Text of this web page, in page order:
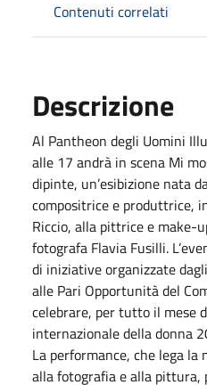
Contenuti correlati
Descrizione
Al Pantheon degli Uomini
alle 17 andrà in scena Mi
dipinte, un’esibizione nata
compositrice e produttrice,
Riccio, alla pittrice e make-
fotografa Flavia Fusilli.
di iniziative organizzate
alle Pari Opportunità del
celebrare, per tutto il mese
internazionale della donna
La performance, che lega la
alla fotografia e alla pittura,